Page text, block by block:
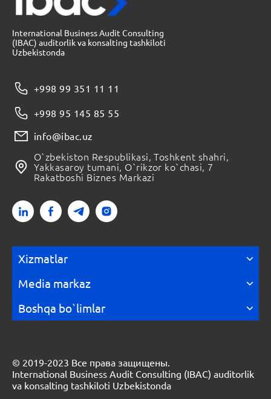
International Business Audit Consulting
(IBAC) auditorlik va konsalting tashkiloti
Uzbekistonda
+998 99 351 11 11
+998 95 145 85 55
info@ibac.uz
O`zbekiston Respublikasi, Toshkent shahri,
Yakkasaroy tumani, O`rikzor ko`chasi, 7
Rakatboshi Biznes Markazi
Xizmatlar
Media markaz
Boshqa bo`limlar
© 2019-2023 Все права защищены.
International Business Audit Consulting (IBAC) auditorlik
va konsalting tashkiloti Uzbekistonda